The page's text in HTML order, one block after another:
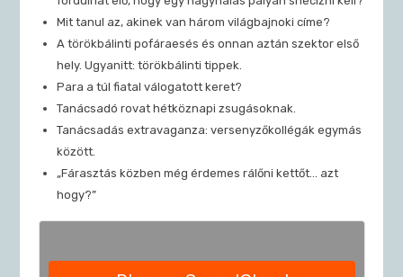
Mit tanul az, akinek van három világbajnoki címe?
A törökbálinti pofáraesés és onnan aztán szektor első
hely. Ugyanitt: törökbálinti tippek.
Para a túl fiatal válogatott keret?
Tanácsadó rovat hétköznapi zsugásoknak.
Tanácsadás extravaganza: versenyzőkollégák egymás
között.
„Fárasztás közben még érdemes rálőni kettőt… azt
hogy?”